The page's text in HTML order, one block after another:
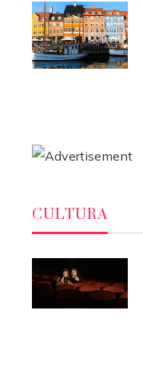
CULTURA